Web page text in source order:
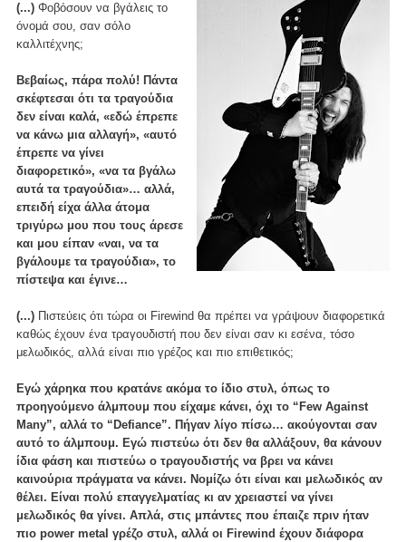
(...) Φοβόσουν να βγάλεις το
όνομά σου, σαν σόλο
καλλιτέχνης;
Βεβαίως, πάρα πολύ! Πάντα
σκέφτεσαι ότι τα τραγούδια
δεν είναι καλά, «εδώ έπρεπε
να κάνω μια αλλαγή», «αυτό
έπρεπε να γίνει
διαφορετικό», «να τα βγάλω
αυτά τα τραγούδια»… αλλά,
επειδή είχα άλλα άτομα
τριγύρω μου που τους άρεσε
και μου είπαν «ναι, να τα
βγάλουμε τα τραγούδια», το
πίστεψα και έγινε…
(...) Πιστεύεις ότι τώρα οι Firewind θα πρέπει να γράψουν διαφορετικά
καθώς έχουν ένα τραγουδιστή που δεν είναι σαν κι εσένα, τόσο
μελωδικός, αλλά είναι πιο γρέζος και πιο επιθετικός;
Εγώ χάρηκα που κρατάνε ακόμα το ίδιο στυλ, όπως το
προηγούμενο άλμπουμ που είχαμε κάνει, όχι το “Few Against
Many”, αλλά το “Defiance”. Πήγαν λίγο πίσω… ακούγονται σαν
αυτό το άλμπουμ. Εγώ πιστεύω ότι δεν θα αλλάξουν, θα κάνουν
ίδια φάση και πιστεύω ο τραγουδιστής να βρει να κάνει
καινούρια πράγματα να κάνει. Νομίζω ότι είναι και μελωδικός αν
θέλει. Είναι πολύ επαγγελματίας κι αν χρειαστεί να γίνει
μελωδικός θα γίνει. Απλά, στις μπάντες που έπαιζε πριν ήταν
πιο power metal γρέζο στυλ, αλλά οι Firewind έχουν διάφορα